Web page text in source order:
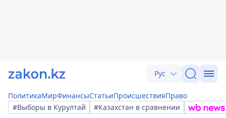
Рус
ПолитикаМирФинансыСтатьиПроисшествияПраво
#Выборы в Курултай
#Казахстан в сравнении